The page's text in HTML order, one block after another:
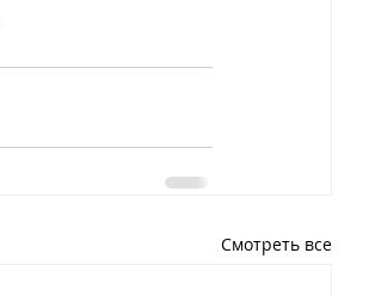
Смотреть все